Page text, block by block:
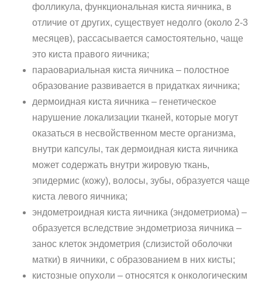
фолликула, функциональная киста яичника, в
отличие от других, существует недолго (около 2-3
месяцев), рассасывается самостоятельно, чаще
это киста правого яичника;
параовариальная киста яичника – полостное
образование развивается в придатках яичника;
дермоидная киста яичника – генетическое
нарушение локализации тканей, которые могут
оказаться в несвойственном месте организма,
внутри капсулы, так дермоидная киста яичника
может содержать внутри жировую ткань,
эпидермис (кожу), волосы, зубы, образуется чаще
киста левого яичника;
эндометроидная киста яичника (эндометриома) –
образуется вследствие эндометриоза яичника –
занос клеток эндометрия (слизистой оболочки
матки) в яичники, с образованием в них кисты;
кистозные опухоли – относятся к онкологическим